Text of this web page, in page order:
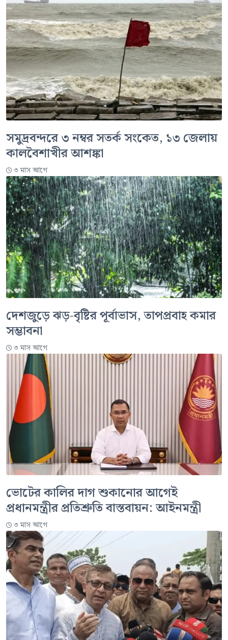
সমুদ্রবন্দরে ৩ নম্বর সতর্ক সংকেত, ১৩ জেলায়
কালবৈশাখীর আশঙ্কা
৩ মাস আগে
দেশজুড়ে ঝড়-বৃষ্টির পূর্বাভাস, তাপপ্রবাহ কমার
সম্ভাবনা
৩ মাস আগে
ভোটের কালির দাগ শুকানোর আগেই
প্রধানমন্ত্রীর প্রতিশ্রুতি বাস্তবায়ন: আইনমন্ত্রী
৩ মাস আগে